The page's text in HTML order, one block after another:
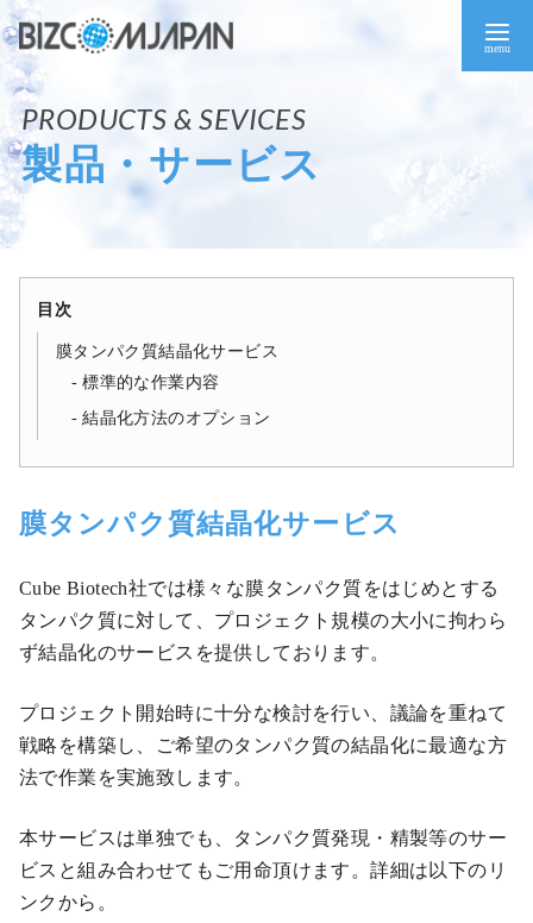
コ
ン
テ
ツ
へ
移
動
製品・サービス
目次
膜タンパク質結晶化サービス
標準的な作業内容
結晶化方法のオプション
膜タンパク質結晶化サービス
Cube Biotech社では様々な膜タンパク質をはじめとする
タンパク質に対して、プロジェクト規模の大小に拘わら
ず結晶化のサービスを提供しております。
プロジェクト開始時に十分な検討を行い、議論を重ねて
戦略を構築し、ご希望のタンパク質の結晶化に最適な方
法で作業を実施致します。
本サービスは単独でも、タンパク質発現・精製等のサー
ビスと組み合わせてもご用命頂けます。詳細は以下のリ
ンクから。